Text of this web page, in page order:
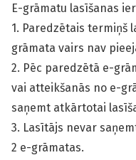
E-grāmatu lasīšanas
1. Paredzētais termiņš
grāmata vairs nav
2. Pēc paredzētā e-
vai atteikšanās no e-
saņemt atkārtotai
3. Lasītājs nevar
2 e-grāmatas.